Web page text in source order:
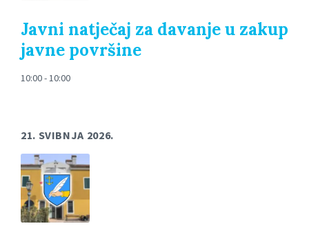
Javni natječaj za davanje u zakup
javne površine
10:00 - 10:00
21. SVIBNJA 2026.